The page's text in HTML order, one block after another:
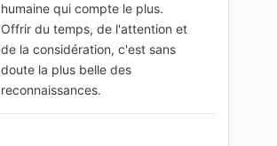
humaine qui compte le plus.
Offrir du temps, de l'attention et
de la considération, c'est sans
doute la plus belle des
reconnaissances.